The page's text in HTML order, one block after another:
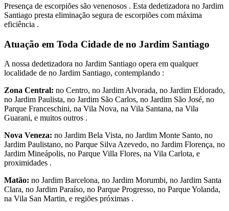
Presença de escorpiões são venenosos . Esta dedetizadora no Jardim
Santiago presta eliminação segura de escorpiões com máxima
eficiência .
Atuação em Toda Cidade de no Jardim Santiago
A nossa dedetizadora no Jardim Santiago opera em qualquer
localidade de no Jardim Santiago, contemplando :
Zona Central: no Centro, no Jardim Alvorada, no Jardim Eldorado,
no Jardim Paulista, no Jardim São Carlos, no Jardim São José, no
Parque Franceschini, na Vila Nova, na Vila Santana, na Vila
Guarani, e muitos outros .
Nova Veneza: no Jardim Bela Vista, no Jardim Monte Santo, no
Jardim Paulistano, no Parque Silva Azevedo, no Jardim Florença, no
Jardim Mineápolis, no Parque Villa Flores, na Vila Carlota, e
proximidades .
Matão: no Jardim Barcelona, no Jardim Morumbi, no Jardim Santa
Clara, no Jardim Paraíso, no Parque Progresso, no Parque Yolanda,
na Vila San Martin, e regiões próximas .